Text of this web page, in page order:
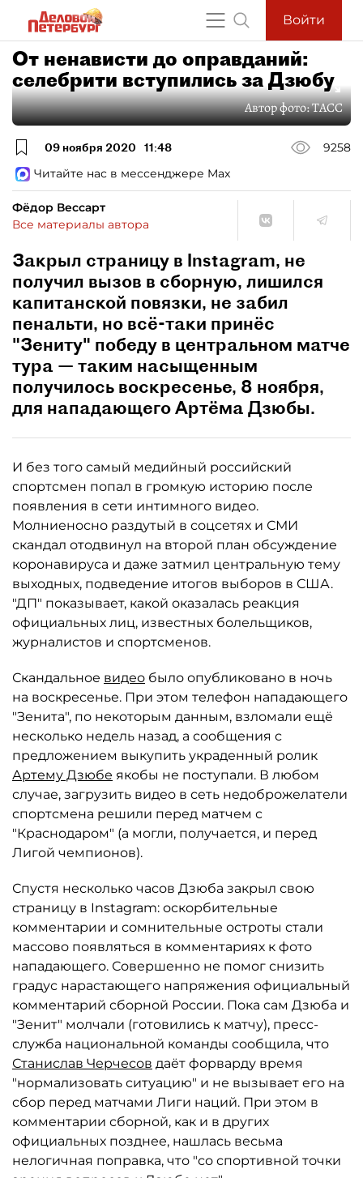
Войти
От ненависти до оправданий:
селебрити вступились за Дзюбу
Автор фото:ТАСС
09 ноября 2020 11:48
9258
Читайте нас в мессенджере Max
Фёдор Вессарт
Все материалы автора
Закрыл страницу в Instagram, не
получил вызов в сборную, лишился
капитанской повязки, не забил
пенальти, но всё-таки принёс
"Зениту" победу в центральном матче
тура — таким насыщенным
получилось воскресенье, 8 ноября,
для нападающего Артёма Дзюбы.
И без того самый медийный российский
спортсмен попал в громкую историю после
появления в сети интимного видео.
Молниеносно раздутый в соцсетях и СМИ
скандал отодвинул на второй план обсуждение
коронавируса и даже затмил центральную тему
выходных, подведение итогов выборов в США.
"ДП" показывает, какой оказалась реакция
официальных лиц, известных болельщиков,
журналистов и спортсменов.
Скандальное видео было опубликовано в ночь
на воскресенье. При этом телефон нападающего
"Зенита", по некоторым данным, взломали ещё
несколько недель назад, а сообщения с
предложением выкупить украденный ролик
Артему Дзюбе якобы не поступали. В любом
случае, загрузить видео в сеть недоброжелатели
спортсмена решили перед матчем с
"Краснодаром" (а могли, получается, и перед
Лигой чемпионов).
Спустя несколько часов Дзюба закрыл свою
страницу в Instagram: оскорбительные
комментарии и сомнительные остроты стали
массово появляться в комментариях к фото
нападающего. Совершенно не помог снизить
градус нарастающего напряжения официальный
комментарий сборной России. Пока сам Дзюба и
"Зенит" молчали (готовились к матчу), пресс-
служба национальной команды сообщила, что
Станислав Черчесов даёт форварду время
"нормализовать ситуацию" и не вызывает его на
сбор перед матчами Лиги наций. При этом в
комментарии сборной, как и в других
официальных позднее, нашлась весьма
нелогичная поправка, что "со спортивной точки